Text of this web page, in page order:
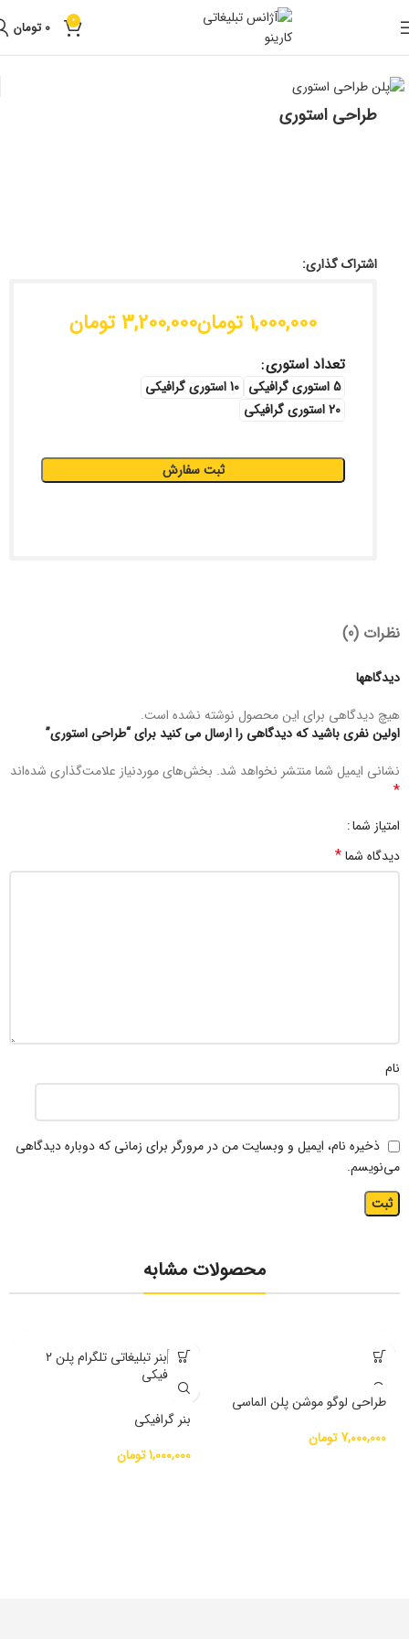
0
0 تومان
دسته بندی نشده
طراحی استوری
اشتراک گذاری:
تومان تومان
تعداد استوری
5 استوری گرافیکی
10 استوری گرافیکی
20 استوری گرافیکی
ثبت سفارش
نظرات (0)
دیدگاهها
هیچ دیدگاهی برای این محصول نوشته نشده است.
اولین نفری باشید که دیدگاهی را ارسال می کنید برای “طراحی استوری”
نشانی ایمیل شما منتشر نخواهد شد. بخش‌های موردنیاز علامت‌گذاری شده‌اند
*
امتیاز شما
دیدگاه شما*
نام
ذخیره نام، ایمیل و وبسایت من در مرورگر برای زمانی که دوباره دیدگاهی
می‌نویسم.
محصولات مشابه
طراحی لوگو موشن پلن الماسی
تومان
بنر گرافیکی
تومان